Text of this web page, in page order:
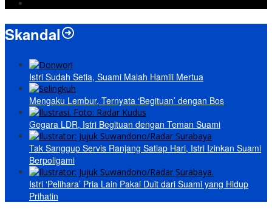
Skandal
Istri Sudah Setia, Suami Malah Hamili Mertua
Mengaku Lembur, Ternyata ‘Begituan’ dengan Bos
Gegara LDR, Istri Begituan dengan Teman Suami
Tak Sanggup Servis Ranjang Satiap Hari, Istri Izinkan Suami
Berpoligami
Istri ‘Pelihara’ Pria Lain Pakai Duit dari Suami yang Hidup
Prihatin